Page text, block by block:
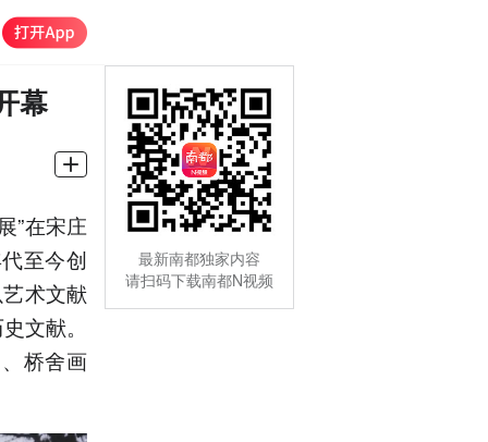
幕
”在宋庄
至今创
术文献
文献。
桥舍画
最新南都独家内容
请扫码下载南都N视频